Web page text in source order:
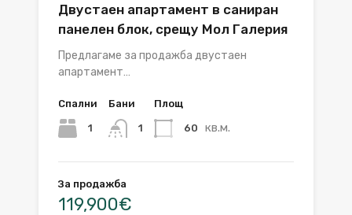
Двустаен апартамент в саниран
панелен блок, срещу Мол Галерия
Предлагаме за продажба двустаен
апартамент…
Спални
1
Бани
1
Площ
60 кв.м.
За продажба
119,900€